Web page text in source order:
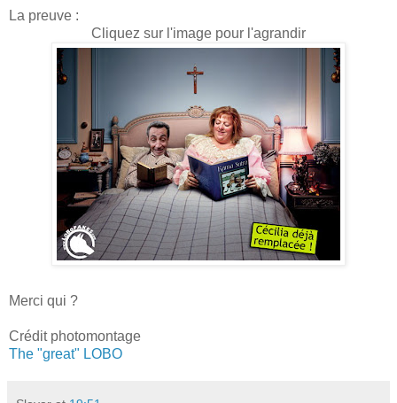
La preuve :
Cliquez sur l'image pour l'agrandir
Merci qui ?
Crédit photomontage
The "great" LOBO